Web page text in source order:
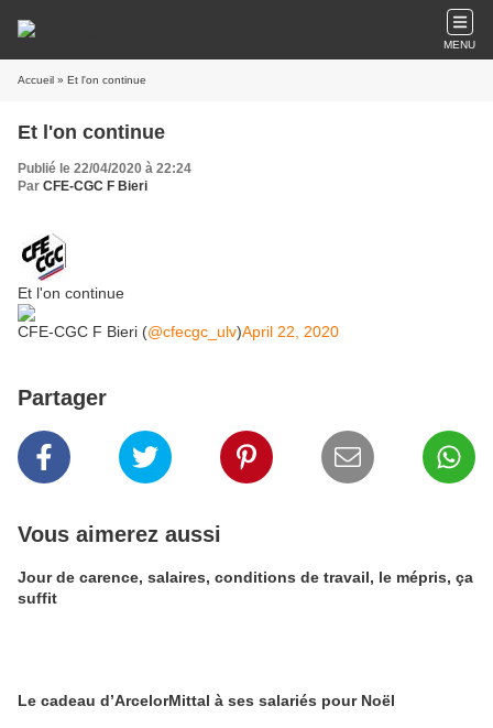
MENU
Accueil » Et l'on continue
Et l'on continue
Publié le 22/04/2020 à 22:24
Par CFE-CGC F Bieri
Et l'on continue
CFE-CGC F Bieri (@cfecgc_ulv)April 22, 2020
Partager
Vous aimerez aussi
Jour de carence, salaires, conditions de travail, le mépris, ça
suffit
Le cadeau d’ArcelorMittal à ses salariés pour Noël